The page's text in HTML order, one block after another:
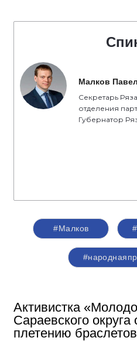
Малков
Секретарь
отделения
Губернатор
#Малков
Активистка
Сараевского
плетению